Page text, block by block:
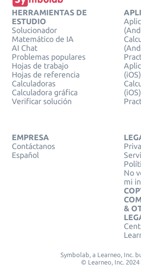
HERRAMIENTAS DE
ESTUDIO
Solucionador
Matemático de IA
AI Chat
Problemas populares
Hojas de trabajo
Hojas de referencia
Calculadoras
Calculadora gráfica
Verificar solución
(iOS)
(iOS)
EMPRESA
Contáctanos
Español
No
mi
&
Symbolab, a Learneo, Inc.
© Learneo, Inc. 2024